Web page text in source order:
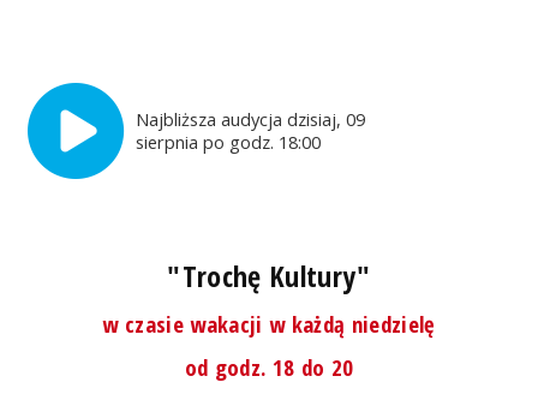
Najbliższa audycja dzisiaj, 09
sierpnia po godz. 18:00
"Trochę Kultury"
w czasie wakacji w każdą niedzielę
od godz. 18 do 20